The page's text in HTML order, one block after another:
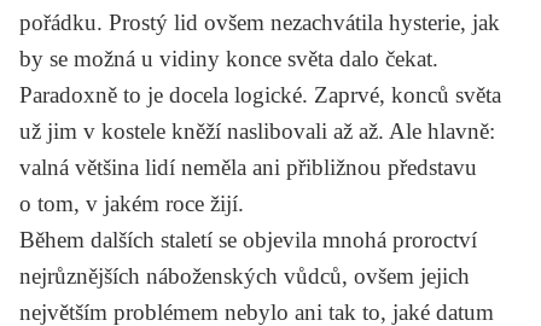
pořádku. Prostý lid ovšem nezachvátila hysterie, jak
by se možná u vidiny konce světa dalo čekat.
Paradoxně to je docela logické. Zaprvé, konců světa
už jim v kostele kněží naslibovali až až. Ale hlavně:
valná většina lidí neměla ani přibližnou představu
o tom, v jakém roce žijí.
Během dalších staletí se objevila mnohá proroctví
nejrůznějších náboženských vůdců, ovšem jejich
největším problémem nebylo ani tak to, jaké datum